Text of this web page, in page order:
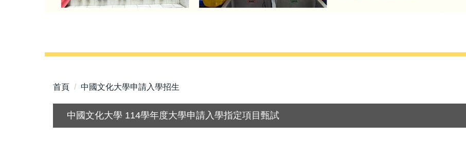
首頁 中國文化大學申請入學招生
中國文化大學 114學年度大學申請入學指定項目甄試